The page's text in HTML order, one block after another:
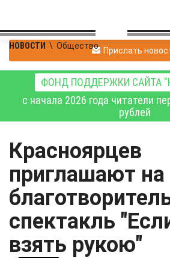
НОВОСТИ \ Общество Прислать
ФОНД ПОДДЕРЖКИ САЙТА
с начала 2026 года читатели
рублей
Красноярцев
приглашают на
спектакль
взять рукою"